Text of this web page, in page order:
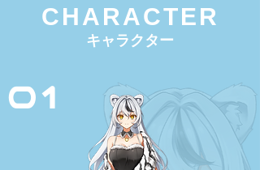
CHARACTER
キャラクター
01